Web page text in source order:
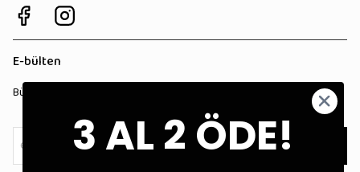
E-bülten
Bültenimize kaydolun, tüm kampanyalardan anında haberdar olun!
3 AL 2 ÖDE!